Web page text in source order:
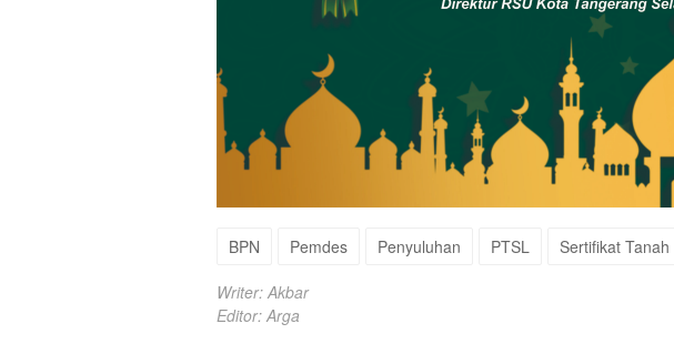
BPN Pemdes Penyuluhan PTSL Sertifikat Tanah
Writer: Akbar
Editor: Arga